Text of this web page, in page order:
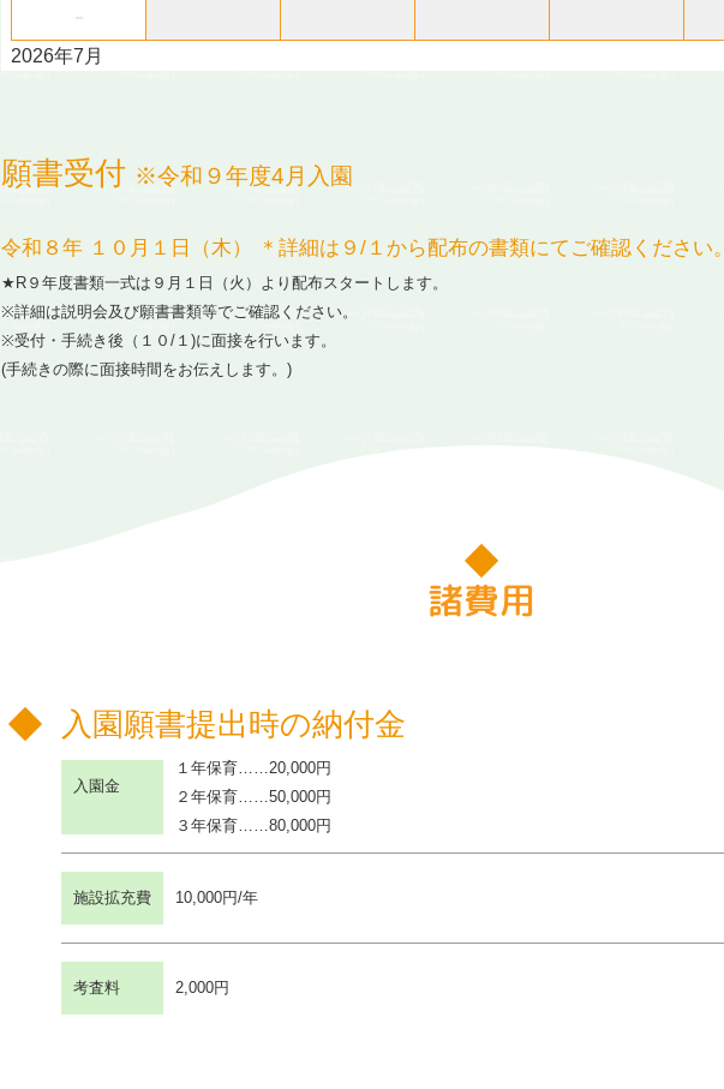
2026年7月
願書受付 ※令和９年度4月入園
令和８年 １０月１日（木） ＊詳細は９/１から配布の書類にてご確認ください。
★R９年度書類一式は９月１日（火）より配布スタートします。
※詳細は説明会及び願書書類等でご確認ください。
※受付・手続き後（１０/１)に面接を行います。
(手続きの際に面接時間をお伝えします。)
諸費用
入園願書提出時の納付金
入園金
１年保育……20,000円
２年保育……50,000円
３年保育……80,000円
施設拡充費 10,000円/年
考査料 2,000円